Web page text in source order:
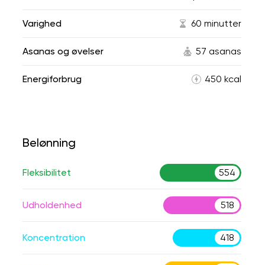
Varighed 60 minutter
Asanas og øvelser 57 asanas
Energiforbrug 450 kcal
Belønning
Fleksibilitet 554
Udholdenhed 518
Koncentration 418